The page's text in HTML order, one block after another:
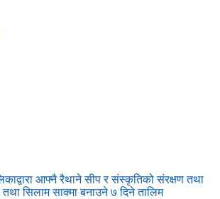
आफ्नै रैथाने सीप र संस्कृतिको संरक्षण तथा
तथा सिलाम साक्मा बनाउने ७ दिने तालिम